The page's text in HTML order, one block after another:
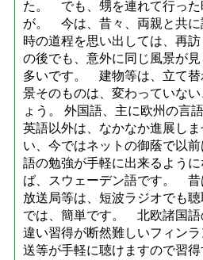
た。 でも、甥を連れて行った
が。 今は、昔々、両親と共に
時の道程を思い出しては、再
の後でも、意外に同じ風景が
多いです。 建物等は、立て替
景そのものは、変わっていな
ょう。 外国語、主に欧州の言
英語以外は、なかなか進展し
い、今ではネットの御蔭で以
語の勉強が手軽に出来るよう
ば、スウェーデン語です。 昔
放送局等は、短波ラジオでも
では、簡単です。 北欧諸国語
違い習得が断然難しいフィン
送等が手軽に聴けますので習